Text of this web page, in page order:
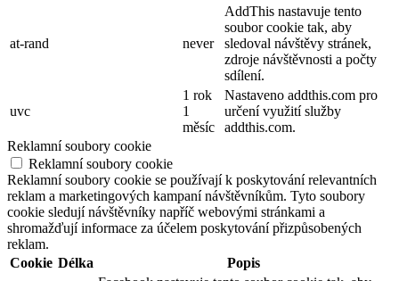
at-rand never
AddThis nastavuje tento
soubor cookie tak, aby
sledoval návštěvy stránek,
zdroje návštěvnosti a počty
sdílení.
uvc
1 rok
1
měsíc
Nastaveno addthis.com pro
určení využití služby
addthis.com.
Reklamní soubory cookie
Reklamní soubory cookie
Reklamní soubory cookie se používají k poskytování relevantních
reklam a marketingových kampaní návštěvníkům. Tyto soubory
cookie sledují návštěvníky napříč webovými stránkami a
shromažďují informace za účelem poskytování přizpůsobených
reklam.
Cookie Délka
Popis